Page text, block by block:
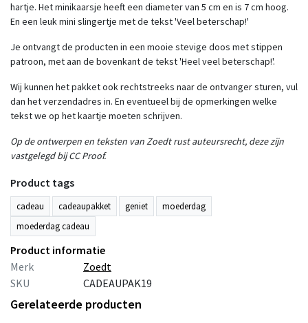
hartje. Het minikaarsje heeft een diameter van 5 cm en is 7 cm hoog.
En een leuk mini slingertje met de tekst 'Veel beterschap!'
Je ontvangt de producten in een mooie stevige doos met stippen
patroon, met aan de bovenkant de tekst 'Heel veel beterschap!'.
Wij kunnen het pakket ook rechtstreeks naar de ontvanger sturen, vul
dan het verzendadres in. En eventueel bij de opmerkingen welke
tekst we op het kaartje moeten schrijven.
Op de ontwerpen en teksten van Zoedt rust auteursrecht, deze zijn
vastgelegd bij CC Proof.
Product tags
cadeau cadeaupakket geniet
moederdag
moederdag cadeau
Product informatie
Merk
Zoedt
SKU
CADEAUPAK19
Gerelateerde producten